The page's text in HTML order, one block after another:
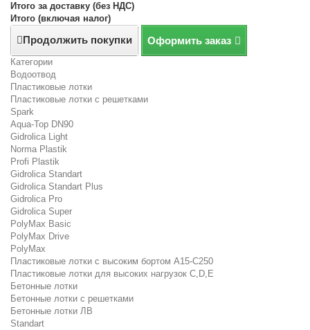
Итого за доставку (без НДС)
Итого (включая налог)
Продолжить покупки Оформить заказ
Категории
Водоотвод
Пластиковые лотки
Пластиковые лотки с решетками
Spark
Aqua-Top DN90
Gidrolica Light
Norma Plastik
Profi Plastik
Gidrolica Standart
Gidrolica Standart Plus
Gidrolica Pro
Gidrolica Super
PolyMax Basic
PolyMax Drive
PolyMax
Пластиковые лотки с высоким бортом А15-C250
Пластиковые лотки для высоких нагрузок C,D,E
Бетонные лотки
Бетонные лотки с решетками
Бетонные лотки ЛВ
Standart